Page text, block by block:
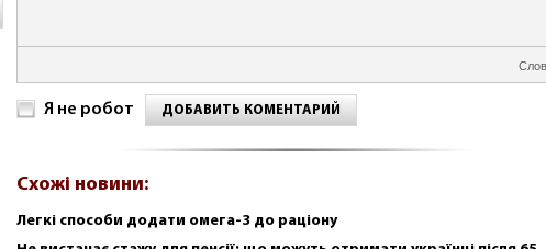
Я не робот ДОБАВИТЬ КОМЕНТАРИЙ
Схожі новини:
Легкі способи додати омега-3 до раціону